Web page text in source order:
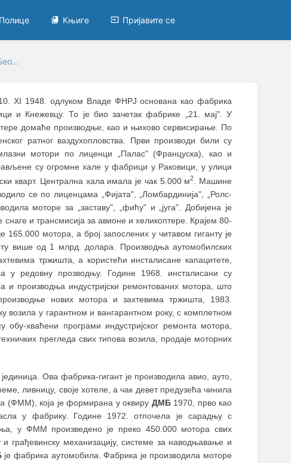
Полице Књиге Пријавите се
XI 1948. одлуком Владе ФНРЈ основана као фабрика
и Кнежевцу. То је био зачетак фабрике „21. мај". У
домаће производње, као и њихово сервисирање. По
ратног ваздухопловства. Први производи били су
мотори по лиценци „Палас" (Француска), као и
су огромне хале у фабрици у Раковици, у улици
кварт. Централна хала имала је чак 5.000 м2
. Машине
се по лиценцама „Фијата", „Ломбардинија", „Ролс-
моторе за „заставу", „фићу" и „југа". Добијена је
и трансмисија за авионе и хеликоптере. Крајем 80-
165.000 мотора, а број запослених у читавом гиганту је
више од 1 млрд. долара. Производња аутомобилских
тржишта, а користећи инсталисане капацитете,
у редовну прозводњу. Године 1968. инсталисани су
и производња индустријски ремонтованих мотора, што
нових мотора и захтевима тржишта, 1983.
возила у гарантном и вангарантном року, с комплетном
хваћени програми индустријског ремонта мотора,
прегледа свих типова возила, продаје моторних
Ова фабрика-гигант је производила авио, ауто,
ливницу, своје хотеле, а чак девет предузећа чинила
(ФММ), која је формирана у оквиру ДМБ1970, прво као
у фабрику. Године 1972. отпочела је сарадњу с
у ФММ произведено је преко 450.000 мотора свих
грађевинску механизацију, системе за наводњавање и
је фабрика аутомобила. Фабрика је производила моторе